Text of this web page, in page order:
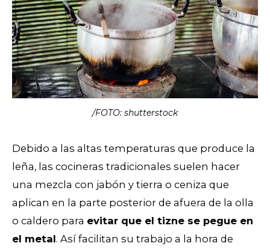
/FOTO: shutterstock
Debido a las altas temperaturas que produce la
leña, las cocineras tradicionales suelen hacer
una mezcla con jabón y tierra o ceniza que
aplican en la parte posterior de afuera de la olla
o caldero para evitar que el tizne se pegue en
el metal. Así facilitan su trabajo a la hora de